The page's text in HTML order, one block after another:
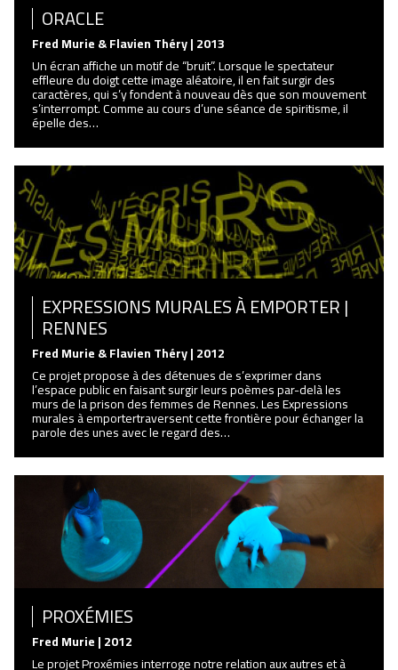
ORACLE
Fred Murie & Flavien Théry | 2013
Un écran affiche un motif de “bruit”. Lorsque le spectateur
effleure du doigt cette image aléatoire, il en fait surgir des
caractères, qui s’y fondent à nouveau dès que son mouvement
s’interrompt. Comme au cours d’une séance de spiritisme, il
épelle des…
EXPRESSIONS MURALES À EMPORTER |
RENNES
Fred Murie & Flavien Théry | 2012
Ce projet propose à des détenues de s’exprimer dans
l’espace public en faisant surgir leurs poèmes par-delà les
murs de la prison des femmes de Rennes. Les Expressions
murales à emportertraversent cette frontière pour échanger la
parole des unes avec le regard des…
PROXÉMIES
Fred Murie | 2012
Le projet Proxémies interroge notre relation aux autres et à